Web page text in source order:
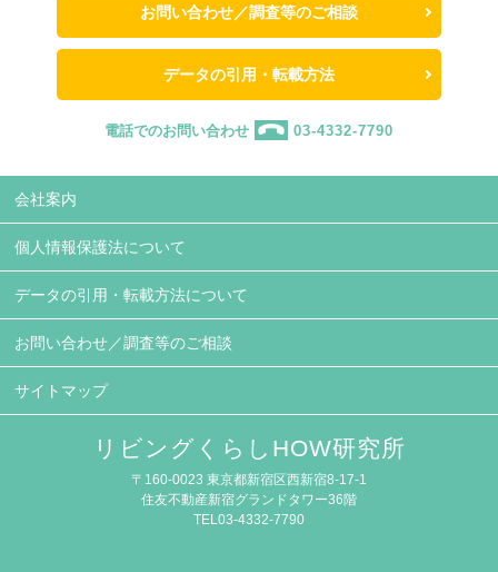
お問い合わせ／調査等のご相談
データの引用・転載方法
電話でのお問い合わせ 03-4332-7790
会社案内
個人情報保護法について
データの引用・転載方法について
お問い合わせ／調査等のご相談
サイトマップ
リビングくらしHOW研究所
〒160-0023 東京都新宿区西新宿8-17-1
住友不動産新宿グランドタワー36階
TEL03-4332-7790